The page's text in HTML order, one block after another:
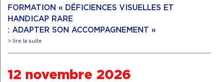
FORMATION « DÉFICIENCES VISUELLES ET
HANDICAP RARE
: ADAPTER SON ACCOMPAGNEMENT »
> lire la suite
12 novembre 2026